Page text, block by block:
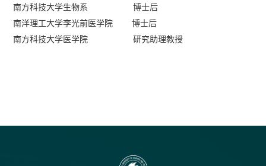
南方科技大学生物系 博士后
南洋理工大学李光前医学院 博士后
南方科技大学医学院 研究助理教授